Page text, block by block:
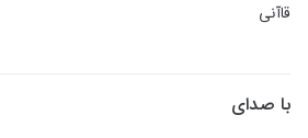
قاآنی
با صدای